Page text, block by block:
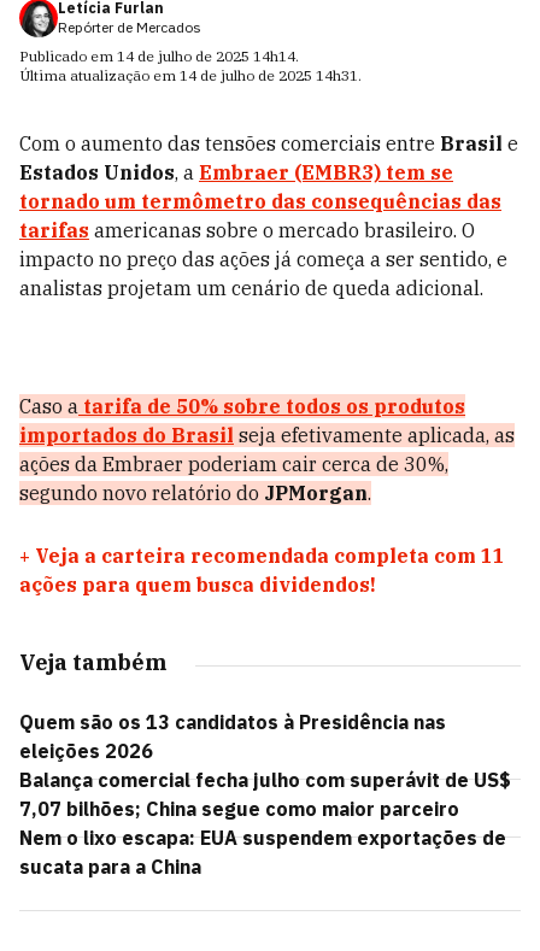
Letícia Furlan
Repórter de Mercados
Publicado em 14 de julho de 2025 14h14.
Última atualização em 14 de julho de 2025 14h31.
Com o aumento das tensões comerciais entre Brasil e
Estados Unidos, a Embraer (EMBR3) tem se
tornado um termômetro das consequências das
tarifas americanas sobre o mercado brasileiro. O
impacto no preço das ações já começa a ser sentido, e
analistas projetam um cenário de queda adicional.
Caso a tarifa de 50% sobre todos os produtos
importados do Brasil seja efetivamente aplicada, as
ações da Embraer poderiam cair cerca de 30%,
segundo novo relatório do JPMorgan.
+ Veja a carteira recomendada completa com 11
ações para quem busca dividendos!
Veja também
Quem são os 13 candidatos à Presidência nas
eleições 2026
Balança comercial fecha julho com superávit de US$
7,07 bilhões; China segue como maior parceiro
Nem o lixo escapa: EUA suspendem exportações de
sucata para a China